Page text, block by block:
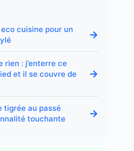
cuisine pour un
→
rien : j’enterre ce
et il se couvre de
→
tigrée au passé
touchante
→